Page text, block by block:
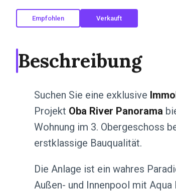
Empfohlen Verkauft
Beschreibung
Suchen Sie eine exklusive
Projekt Oba River Panorama
Wohnung im 3. Obergeschoss
erstklassige Bauqualität.
Die Anlage ist ein wahres
Außen- und Innenpool mit Aqua